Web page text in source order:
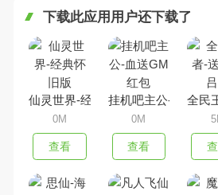
下载此应用用户还下载了
仙灵世界-经典怀旧版
0M
查看
挂机吧主公-血送GM
0M
查看
全民